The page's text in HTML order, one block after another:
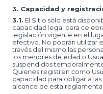
3. Capacidad y
3.1. El Sitio sólo está
capacidad legal para
legislación vigente en el
efectivo. No podrán utilizar
través del mismo las
los menores de edad o
suspendidos
Quienes registren como
capacidad para obligar a
alcance de esta